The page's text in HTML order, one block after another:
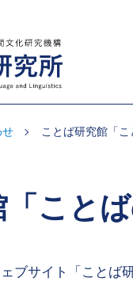
研究機
せ ことば研究館「
こと
ブサイト「ことば